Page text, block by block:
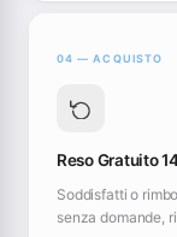
04 — ACQUISTO
Reso Gratuito
Soddisfatti o
senza domande,